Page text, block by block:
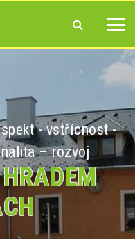
- vstřícnost -
– rozvoj